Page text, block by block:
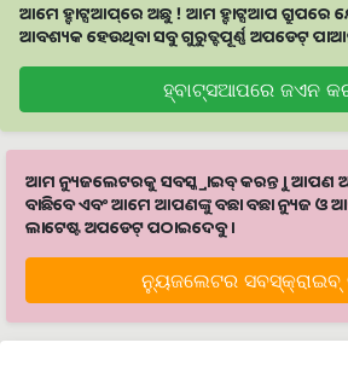
ଆମେ ହ୍ବାଟ୍ସଆପ୍‌ରେ ଅଛୁ ! ଆମ ହ୍ବାଟ୍ସଆପ ଗ୍ରୁପରେ
ଆବଶ୍ୟକ ହେଉଥିବା ସବୁ ଗୁରୁତ୍ବପୂର୍ଣ୍ଣ ଅପଡେଟ୍‌
ହ୍ବାଟ୍ସଆପରେ ଜଏନ
ଆମ ନ୍ୟୁଜଲେଟରକୁ ସବସ୍କ୍ରାଇବ୍ କରନ୍ତୁ । ଆପଣ
ବାଛିବେ ଏବଂ ଆମେ ଆପଣଙ୍କୁ ବଛା ବଛା ନ୍ୟୁଜ ଓ
ଲାଟେଷ୍ଟ ଅପଡେଟ୍‌ ପଠାଇଦେବୁ ।
ନ୍ୟୁଜଲେଟର ସବସ୍କ୍ରାଇବ୍‌